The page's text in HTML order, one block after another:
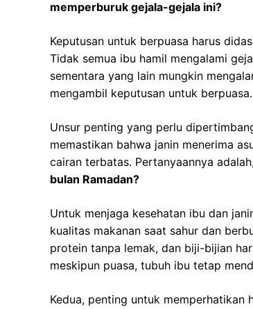
memperburuk gejala-gejala ini?
Keputusan untuk berpuasa harus
Tidak semua ibu hamil mengalami
sementara yang lain mungkin
mengambil keputusan untuk berpuasa.
Unsur penting yang perlu
memastikan bahwa janin menerima
cairan terbatas. Pertanyaannya
bulan Ramadan?
Untuk menjaga kesehatan ibu dan
kualitas makanan saat sahur dan
protein tanpa lemak, dan biji-bijian
meskipun puasa, tubuh ibu tetap
Kedua, penting untuk memperhatikan